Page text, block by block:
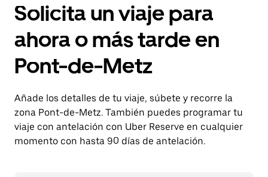
Solicita un viaje para
ahora o más tarde en
Pont-de-Metz
Añade los detalles de tu viaje, súbete y recorre la
zona Pont-de-Metz. También puedes programar tu
viaje con antelación con Uber Reserve en cualquier
momento con hasta 90 días de antelación.